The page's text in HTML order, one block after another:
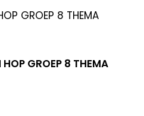
GROEP 8 THEMA